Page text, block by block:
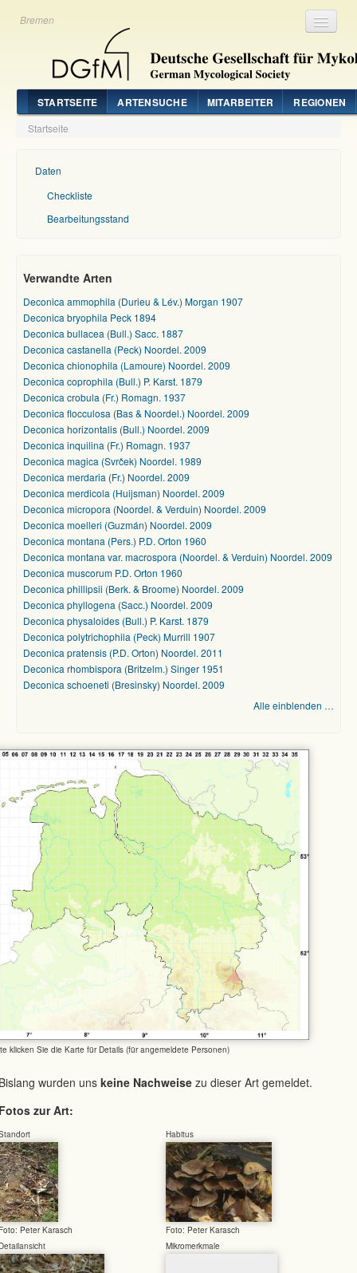
Bremen
STARTSEITE ARTENSUCHE MITARBEITER REGIONEN
Startseite
Daten
Checkliste
Bearbeitungsstand
Verwandte Arten
Deconica ammophila (Durieu & Lév.) Morgan 1907
Deconica bryophila Peck 1894
Deconica bullacea (Bull.) Sacc. 1887
Deconica castanella (Peck) Noordel. 2009
Deconica chionophila (Lamoure) Noordel. 2009
Deconica coprophila (Bull.) P. Karst. 1879
Deconica crobula (Fr.) Romagn. 1937
Deconica flocculosa (Bas & Noordel.) Noordel. 2009
Deconica horizontalis (Bull.) Noordel. 2009
Deconica inquilina (Fr.) Romagn. 1937
Deconica magica (Svrček) Noordel. 1989
Deconica merdaria (Fr.) Noordel. 2009
Deconica merdicola (Huijsman) Noordel. 2009
Deconica micropora (Noordel. & Verduin) Noordel. 2009
Deconica moelleri (Guzmán) Noordel. 2009
Deconica montana (Pers.) P.D. Orton 1960
Deconica montana var. macrospora (Noordel. & Verduin) Noordel. 2009
Deconica muscorum P.D. Orton 1960
Deconica phillipsii (Berk. & Broome) Noordel. 2009
Deconica phyllogena (Sacc.) Noordel. 2009
Deconica physaloides (Bull.) P. Karst. 1879
Deconica polytrichophila (Peck) Murrill 1907
Deconica pratensis (P.D. Orton) Noordel. 2011
Deconica rhombispora (Britzelm.) Singer 1951
Deconica schoeneti (Bresinsky) Noordel. 2009
Alle einblenden …
klicken Sie die Karte für Details (für angemeldete Personen)
wurden uns keine Nachweise zu dieser Art gemeldet.
zur Art:
Peter Karasch
Habitus
Foto: Peter Karasch
Mikromerkmale